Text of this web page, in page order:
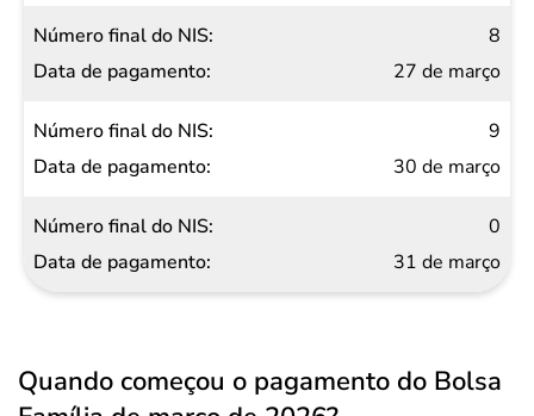
8
27 de março
9
30 de março
0
31 de março
Quando começou o pagamento do Bolsa